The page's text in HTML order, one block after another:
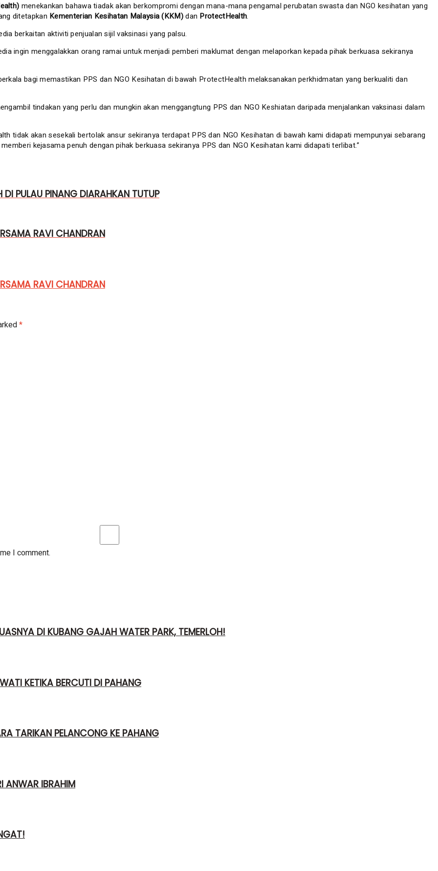
menekankan bahawa tiadak akan berkompromi dengan mana-mana pengamal perubatan swasta dan NGO kesihatan yang
ditetapkan Kementerian Kesihatan Malaysia (KKM)dan ProtectHealth.
berkaitan aktiviti penjualan sijil vaksinasi yang palsu.
ingin menggalakkan orang ramai untuk menjadi pemberi maklumat dengan melaporkan kepada pihak berkuasa sekiranya
bagi memastikan PPS dan NGO Kesihatan di bawah ProtectHealth melaksanakan perkhidmatan yang berkualiti dan
tindakan yang perlu dan mungkin akan menggangtung PPS dan NGO Keshiatan daripada menjalankan vaksinasi dalam
tidak akan sesekali bertolak ansur sekiranya terdapat PPS dan NGO Kesihatan di bawah kami didapati mempunyai sebarang
kejasama penuh dengan pihak berkuasa sekiranya PPS dan NGO Kesihatan kami didapati terlibat.”
DI PULAU PINANG DIARAHKAN TUTUP
RAVI CHANDRAN
RAVI CHANDRAN
*
I comment.
DI KUBANG GAJAH WATER PARK, TEMERLOH!
KETIKA BERCUTI DI PAHANG
TARIKAN PELANCONG KE PAHANG
ANWAR IBRAHIM